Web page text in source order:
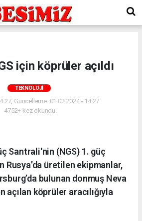
için köprüler açıldı
TEKNOLOJI
Güncelleme: 01.02.2024 - 14:27
4752+ kez okundu.
Santrali'nin (NGS) 1. güç
üretilen ekipmanlar,
bulunan donmuş Neva
köprüler aracılığıyla